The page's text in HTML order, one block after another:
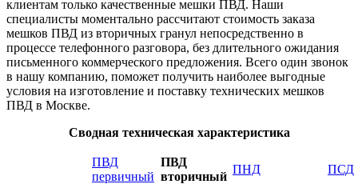
клиентам только качественные мешки ПВД. Наши
специалисты моментально рассчитают стоимость заказа
мешков ПВД из вторичных гранул непосредственно в
процессе телефонного разговора, без длительного ожидания
письменного коммерческого предложения. Всего один звонок
в нашу компанию, поможет получить наиболее выгодные
условия на изготовление и поставку технических мешков
ПВД в Москве.
Сводная техническая характеристика
ПВД
первичный
ПВД
вторичный
ПНД
ПСД